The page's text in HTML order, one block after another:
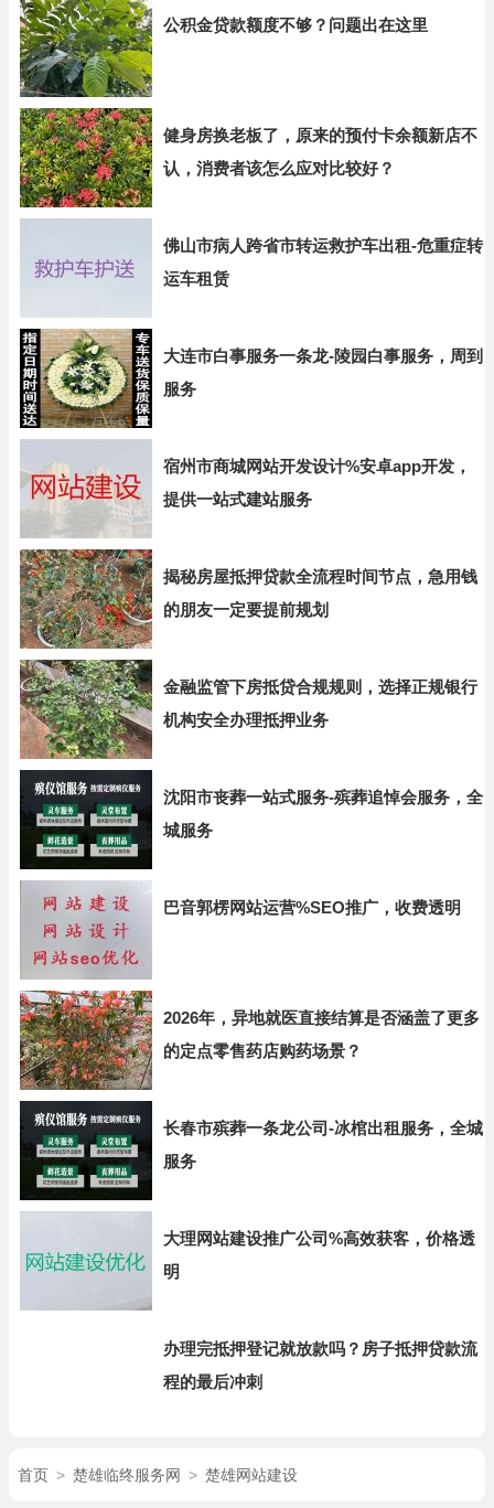
公积金贷款额度不够？问题出在这里
健身房换老板了，原来的预付卡余额新店不
认，消费者该怎么应对比较好？
佛山市病人跨省市转运救护车出租-危重症转
运车租赁
大连市白事服务一条龙-陵园白事服务，周到
服务
宿州市商城网站开发设计%安卓app开发，
提供一站式建站服务
揭秘房屋抵押贷款全流程时间节点，急用钱
的朋友一定要提前规划
金融监管下房抵贷合规规则，选择正规银行
机构安全办理抵押业务
沈阳市丧葬一站式服务-殡葬追悼会服务，全
城服务
巴音郭楞网站运营%SEO推广，收费透明
2026年，异地就医直接结算是否涵盖了更多
的定点零售药店购药场景？
长春市殡葬一条龙公司-冰棺出租服务，全城
服务
大理网站建设推广公司%高效获客，价格透
明
办理完抵押登记就放款吗？房子抵押贷款流
程的最后冲刺
首页 > 楚雄临终服务网 > 楚雄网站建设